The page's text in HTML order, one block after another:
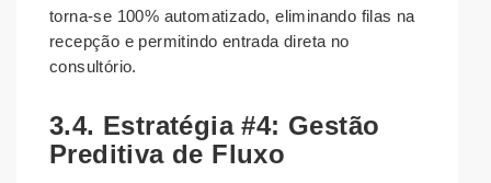
torna-se 100% automatizado, eliminando filas na
recepção e permitindo entrada direta no
consultório.
3.4. Estratégia #4: Gestão
Preditiva de Fluxo